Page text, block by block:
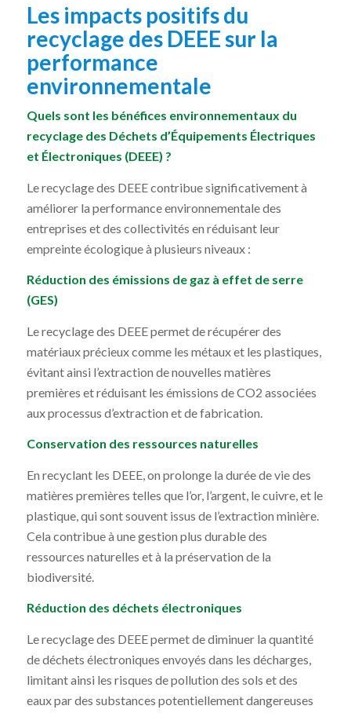
Les impacts positifs du
recyclage des DEEE sur la
performance
environnementale
Quels sont les bénéfices environnementaux du
recyclage des Déchets d’Équipements Électriques
et Électroniques (DEEE) ?
Le recyclage des DEEE contribue significativement à
améliorer la performance environnementale des
entreprises et des collectivités en réduisant leur
empreinte écologique à plusieurs niveaux :
Réduction des émissions de gaz à effet de serre
(GES)
Le recyclage des DEEE permet de récupérer des
matériaux précieux comme les métaux et les plastiques,
évitant ainsi l’extraction de nouvelles matières
premières et réduisant les émissions de CO2 associées
aux processus d’extraction et de fabrication.
Conservation des ressources naturelles
En recyclant les DEEE, on prolonge la durée de vie des
matières premières telles que l’or, l’argent, le cuivre, et le
plastique, qui sont souvent issus de l’extraction minière.
Cela contribue à une gestion plus durable des
ressources naturelles et à la préservation de la
biodiversité.
Réduction des déchets électroniques
Le recyclage des DEEE permet de diminuer la quantité
de déchets électroniques envoyés dans les décharges,
limitant ainsi les risques de pollution des sols et des
eaux par des substances potentiellement dangereuses